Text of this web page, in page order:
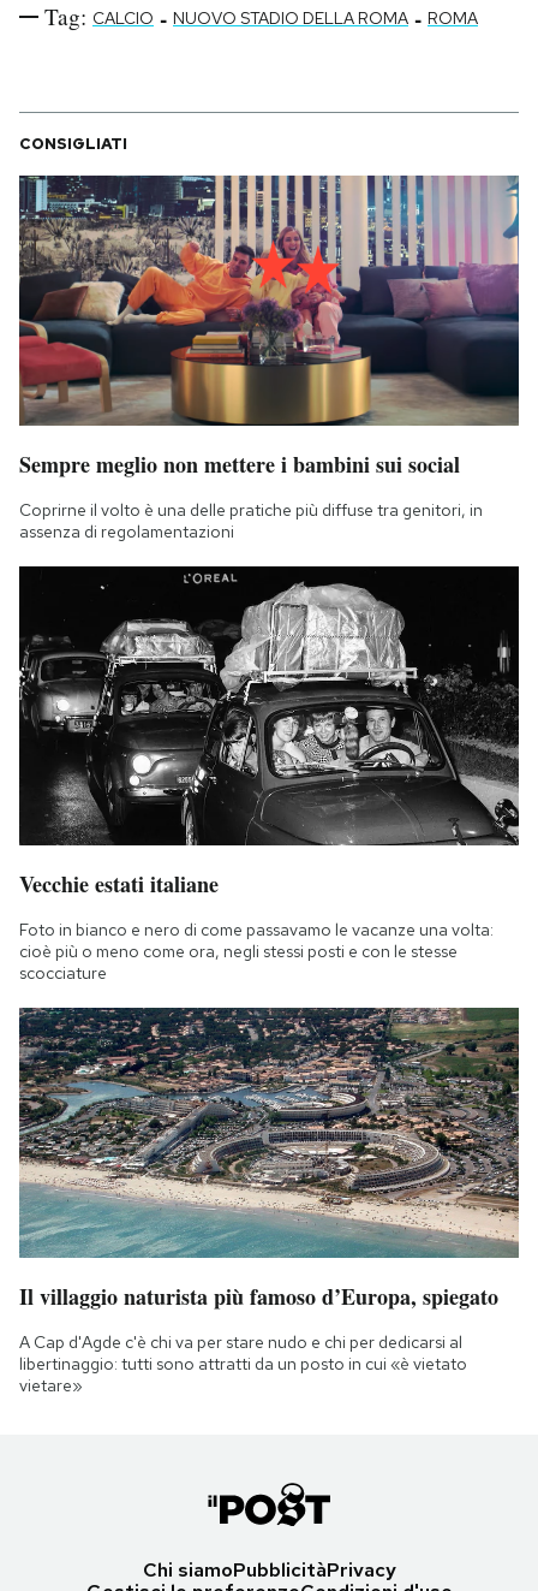
Tag: CALCIO - NUOVO STADIO DELLA ROMA - ROMA
CONSIGLIATI
Sempre meglio non mettere i bambini sui social
Coprirne il volto è una delle pratiche più diffuse tra genitori, in
assenza di regolamentazioni
Vecchie estati italiane
Foto in bianco e nero di come passavamo le vacanze una volta:
cioè più o meno come ora, negli stessi posti e con le stesse
scocciature
Il villaggio naturista più famoso d’Europa, spiegato
A Cap d'Agde c'è chi va per stare nudo e chi per dedicarsi al
libertinaggio: tutti sono attratti da un posto in cui «è vietato
vietare»
Chi siamoPubblicitàPrivacy